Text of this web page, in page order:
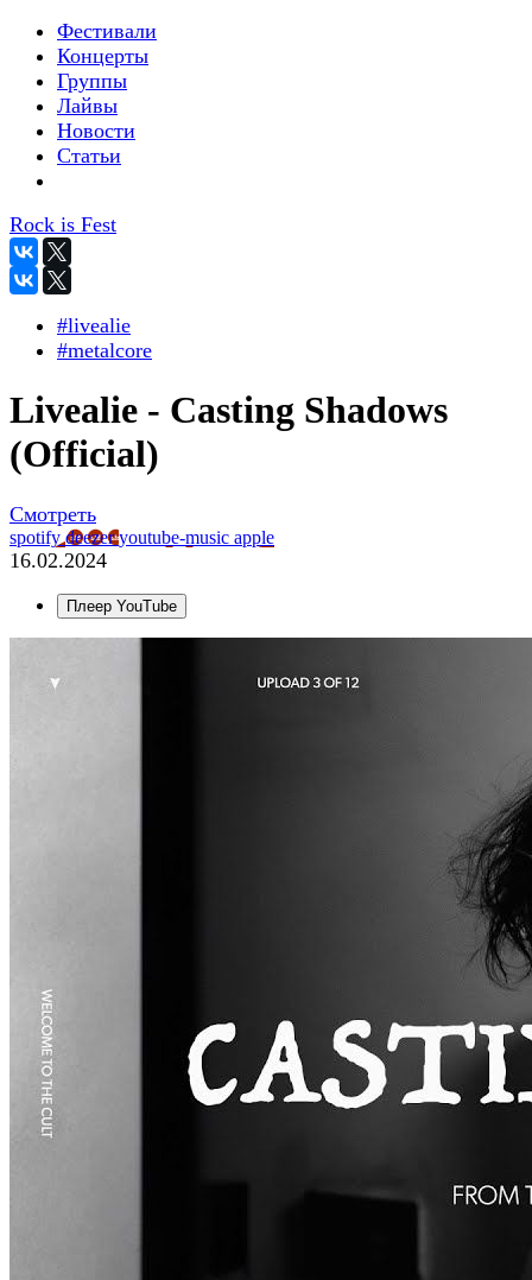
Фестивали
Концерты
Группы
Лайвы
Новости
Статьи
Rock is Fest
#livealie
#metalcore
Livealie - Casting Shadows
(Official)
Смотреть
spotifydeezeryoutube-music apple
16.02.2024
Плеер YouTube